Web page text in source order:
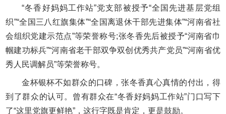
“冬香好妈妈工作站”党支部被授予“全国先进基层党组
织”“全国三八红旗集体”“全国离退休干部先进集体”“河南省社
会组织党建示范点”等荣誉称号;张冬香先后被授予“河南省巾
帼建功标兵”“河南省老干部双争双创优秀共产党员”“河南省优
秀人民调解员”等荣誉称号。
金杯银杯不如群众的口碑，张冬香真心真情的付出，得
到了群众的认可。曾有群众在“冬香好妈妈工作站”门口写下
了“这里党旗更鲜艳”，这行字既是肯定，更是鼓励。